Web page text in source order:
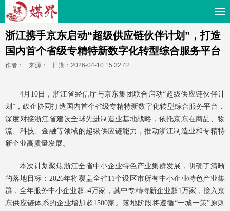
浙江携手京东启动“超级供应链伙伴计划”，打造
国内首个省级专精特新数字化转型综合服务平台
作者： 来源： 日期：2026-04-10 15:32:42
4月10日，浙江省经信厅与京东集团联合启动“超级供应链伙伴计
划”，政企协同打造国内首个省级专精特新数字化转型综合服务平台，
深度对接浙江省建设全球先进制造业基地战略，依托京东在商品、物
流、科技、金融等领域的超级供应链能力，推动浙江制造业和专精特
新企业高质量发展。
本次计划聚焦浙江全省中小企业特色产业集群发展，明确了清晰
的落地目标：2026年将覆盖全省11个设区市所有中小企业特色产业集
群，全年服务中小企业超54万家，其中专精特新企业超1万家，接入京
东供应链体系的企业增加超1500家。落地阶段将遵循“一城一策”原则